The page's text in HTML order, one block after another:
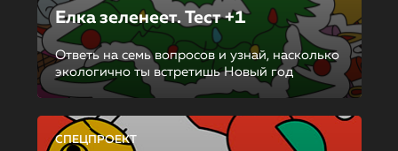
Елка зеленеет. Тест +1
Ответь на семь вопросов и узнай, насколько
экологично ты встретишь Новый год
СПЕЦПРОЕКТ